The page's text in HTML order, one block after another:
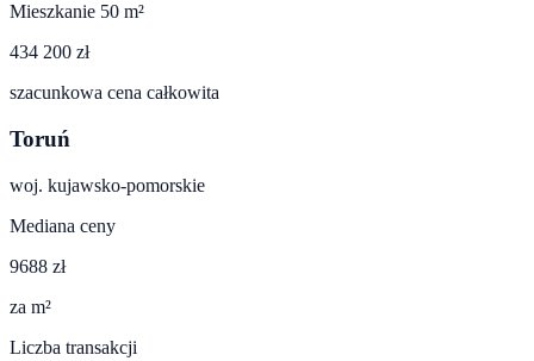
Mieszkanie 50 m²
434 200 zł
szacunkowa cena całkowita
Toruń
woj. kujawsko-pomorskie
Mediana ceny
9688 zł
za m²
Liczba transakcji